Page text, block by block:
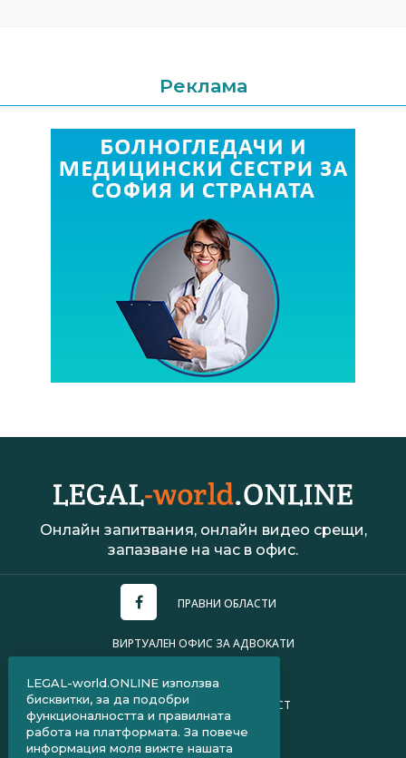
Реклама
Онлайн запитвания, онлайн видео срещи,
запазване на час в офис.
ПРАВНИ ОБЛАСТИ
ВИРТУАЛЕН ОФИС ЗА АДВОКАТИ
ПОЛИТИКА ЗА ПОВЕРИТЕЛНОСТ
ЧЗВ ЗА КЛИЕНТИ
LEGAL-world.ONLINE използва
бисквитки, за да подобри
функционалността и правилната
работа на платформата. За повече
информация моля вижте нашата